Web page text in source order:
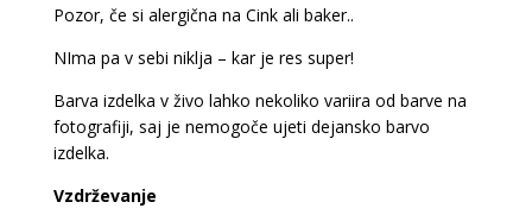
Pozor, če si alergična na Cink ali baker..
NIma pa v sebi niklja – kar je res super!
Barva izdelka v živo lahko nekoliko variira od barve na
fotografiji, saj je nemogoče ujeti dejansko barvo
izdelka.
Vzdrževanje